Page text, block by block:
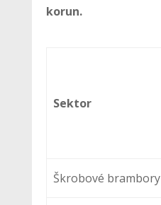
korun.
Sektor
Škrobové brambory